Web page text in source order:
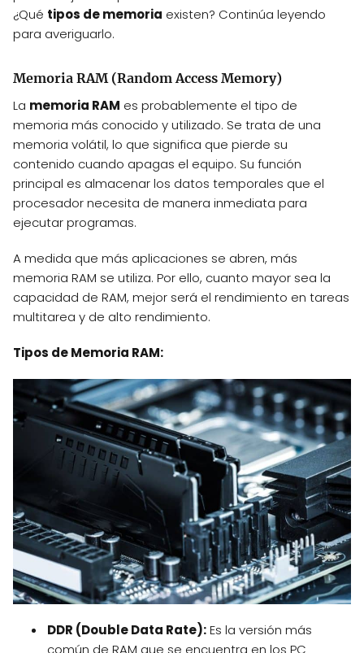
¿Qué tipos de memoria existen? Continúa leyendo
para averiguarlo.
Memoria RAM (Random Access Memory)
La memoria RAM es probablemente el tipo de
memoria más conocido y utilizado. Se trata de una
memoria volátil, lo que significa que pierde su
contenido cuando apagas el equipo. Su función
principal es almacenar los datos temporales que el
procesador necesita de manera inmediata para
ejecutar programas.
A medida que más aplicaciones se abren, más
memoria RAM se utiliza. Por ello, cuanto mayor sea la
capacidad de RAM, mejor será el rendimiento en tareas
multitarea y de alto rendimiento.
Tipos de Memoria RAM:
DDR (Double Data Rate):Es la versión más
común de RAM que se encuentra en los PC